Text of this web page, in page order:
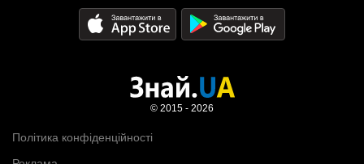
Політика конфіденційності
© 2015 - 2026